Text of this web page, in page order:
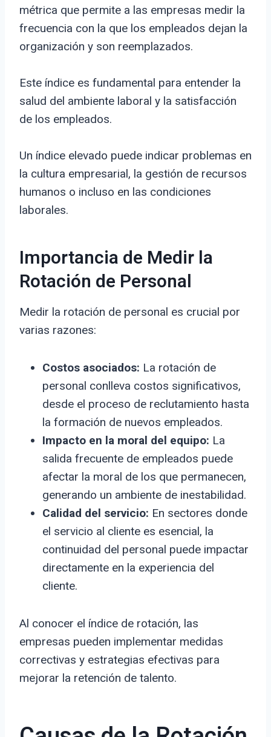
métrica que permite a las empresas medir la
frecuencia con la que los empleados dejan la
organización y son reemplazados.
Este índice es fundamental para entender la
salud del ambiente laboral y la satisfacción
de los empleados.
Un índice elevado puede indicar problemas en
la cultura empresarial, la gestión de recursos
humanos o incluso en las condiciones
laborales.
Importancia de Medir la
Rotación de Personal
Medir la rotación de personal es crucial por
varias razones:
Costos asociados: La rotación de
personal conlleva costos significativos,
desde el proceso de reclutamiento hasta
la formación de nuevos empleados.
Impacto en la moral del equipo: La
salida frecuente de empleados puede
afectar la moral de los que permanecen,
generando un ambiente de inestabilidad.
Calidad del servicio: En sectores donde
el servicio al cliente es esencial, la
continuidad del personal puede impactar
directamente en la experiencia del
cliente.
Al conocer el índice de rotación, las
empresas pueden implementar medidas
correctivas y estrategias efectivas para
mejorar la retención de talento.